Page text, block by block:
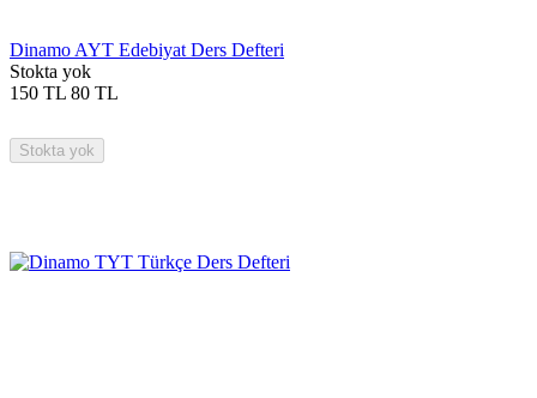
Dinamo AYT Edebiyat Ders Defteri
Stokta yok
150 TL 80 TL
Stokta yok